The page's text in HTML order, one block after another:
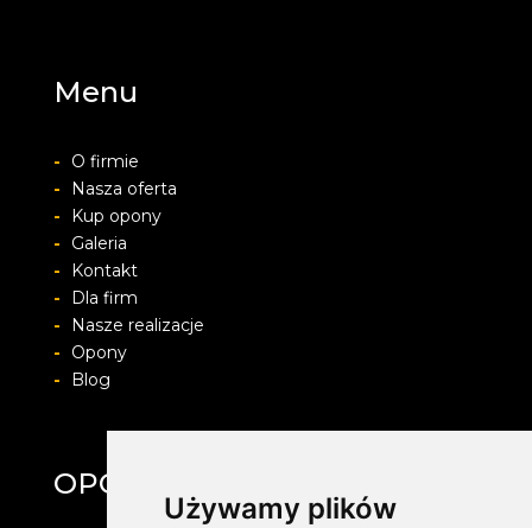
Używamy plików
Menu
-
O firmie
-
Nasza oferta
-
Kup opony
-
Galeria
-
Kontakt
-
Dla firm
-
Nasze realizacje
-
Opony
-
Blog
OPONYFELGIALU.PL